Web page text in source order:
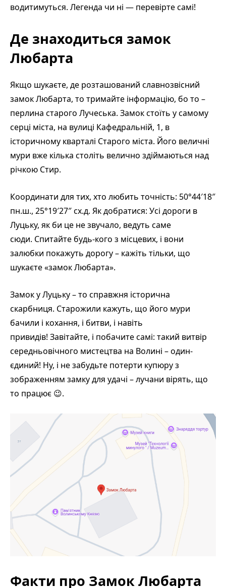
водитимуться. Легенда чи ні — перевірте самі!
Де знаходиться замок
Любарта
Якщо шукаєте, де розташований славнозвісний
замок Любарта, то тримайте інформацію, бо то –
перлина старого Лучеська. Замок стоїть у самому
серці міста, на вулиці Кафедральній, 1, в
історичному кварталі Старого міста. Його величні
мури вже кілька століть велично здіймаються над
річкою Стир.
Координати для тих, хто любить точність: 50°44′18″
пн.ш., 25°19′27″ сх.д. Як добратися: Усі дороги в
Луцьку, як би це не звучало, ведуть саме
сюди. Спитайте будь-кого з місцевих, і вони
залюбки покажуть дорогу – кажіть тільки, що
шукаєте «замок Любарта».
Замок у Луцьку – то справжня історична
скарбниця. Старожили кажуть, що його мури
бачили і кохання, і битви, і навіть
привидів! Завітайте, і побачите самі: такий витвір
середньовічного мистецтва на Волині – один-
єдиний! Ну, і не забудьте потерти купюру з
зображенням замку для удачі – лучани вірять, що
то працює 😉.
Факти про Замок Любарта